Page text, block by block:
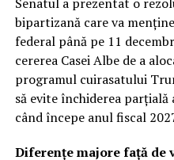
armata va dispune de cea
disponibilă pe piață.
este văzută ca o plasă de
evoluțiilor imprevizibile
Revoluția „Flatellites”:
arhitectură inovatoare
Dintre contractorii anunțați,
bipartizană care va
federal până pe 11
cererea Casei Albe de a
programul cuirasatului
să evite închiderea
când începe anul fiscal
Diferențe majore față de